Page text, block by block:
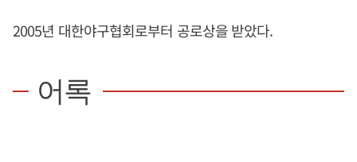
2005년 대한야구협회로부터 공로상을 받았다.
어록